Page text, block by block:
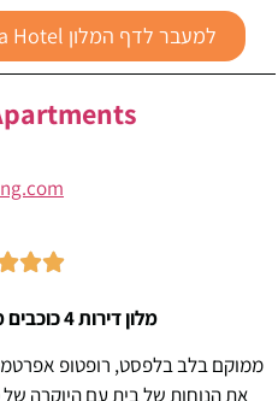
Europa
Hotel
למעבר לדף המלון Europa Hotel בבוקינג לחצו פה!



מלון דירות 4 כוכבים מומלץ בלב בלפסט
ממוקם בלב בלפסט, רופטופ
את הנוחות של בית עם היוקרה של